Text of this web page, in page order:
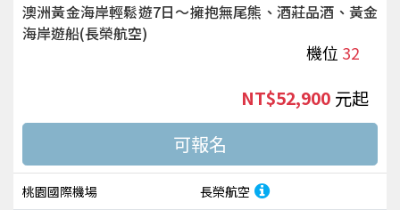
澳洲黃金海岸輕鬆遊7日～擁抱無尾熊、酒莊品酒、黃金
海岸遊船(長榮航空)
機位 32
桃園國際機場 長榮航空
NT$52,900 起